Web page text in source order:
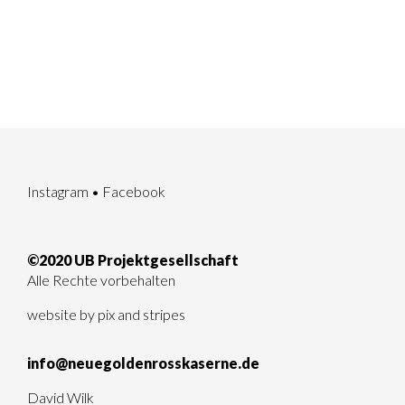
Instagram • Facebook
©2020 UB Projektgesellschaft
Alle Rechte vorbehalten
website by pix and stripes
info@neuegoldenrosskaserne.de
David Wilk